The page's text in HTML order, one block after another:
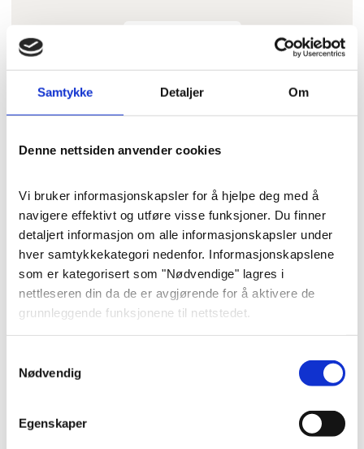
Samtykke Detaljer Om
Denne nettsiden anvender cookies
Vi bruker informasjonskapsler for å hjelpe deg med å
navigere effektivt og utføre visse funksjoner. Du finner
detaljert informasjon om alle informasjonskapsler under
hver samtykkekategori nedenfor. Informasjonskapslene
som er kategorisert som "Nødvendige" lagres i
nettleseren din da de er avgjørende for å aktivere de
grunnleggende funksjonene til nettstedet.
hjelper oss med å analysere hvordan du bruker denne
nettsiden, lagrer innstillingene dine og angir innhold og
informasjonskapslene vil kun bli lagret i nettleseren din
Nødvendig
Egenskaper
Innlandet (4)
Se våre kontorer i Innlandet
62530016